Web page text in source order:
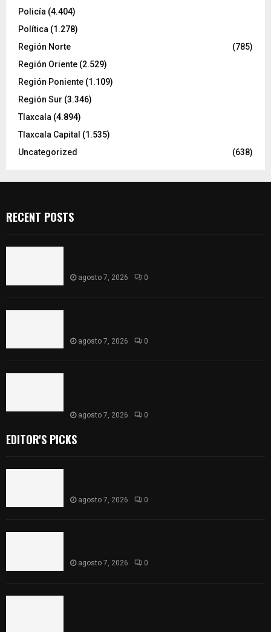
Policía (4.404)
Política (1.278)
Región Norte
(785)
Región Oriente (2.529)
Región Poniente (1.109)
Región Sur (3.346)
Tlaxcala (4.894)
Tlaxcala Capital (1.535)
Uncategorized
(638)
RECENT POSTS
agosto 7, 2026 0
agosto 7, 2026 0
agosto 7, 2026 0
EDITOR'S PICKS
agosto 7, 2026 0
agosto 7, 2026 0